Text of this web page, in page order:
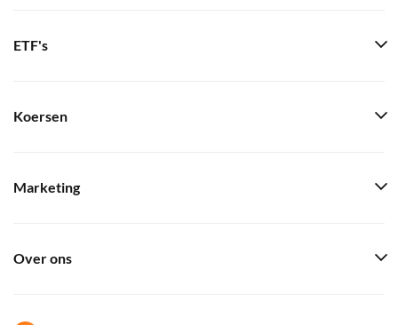
ETF's
Koersen
Marketing
Over ons